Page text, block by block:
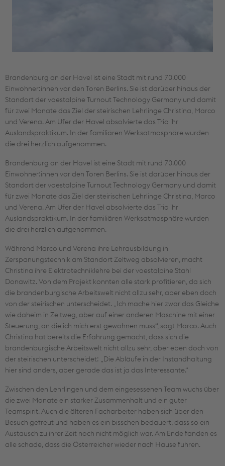
Brandenburg an der Havel ist eine Stadt mit rund 70.000
Einwohner:innen vor den Toren Berlins. Sie ist darüber hinaus der
Standort der voestalpine Turnout Technology Germany und damit
für zwei Monate das Ziel der steirischen Lehrlinge Christina, Marco
und Verena. Am Ufer der Havel absolvierte das Trio ihr
Auslandspraktikum. In der familiären Werksatmosphäre wurden
die drei herzlich aufgenommen.
Brandenburg an der Havel ist eine Stadt mit rund 70.000
Einwohner:innen vor den Toren Berlins. Sie ist darüber hinaus der
Standort der voestalpine Turnout Technology Germany und damit
für zwei Monate das Ziel der steirischen Lehrlinge Christina, Marco
und Verena. Am Ufer der Havel absolvierte das Trio ihr
Auslandspraktikum. In der familiären Werksatmosphäre wurden
die drei herzlich aufgenommen.
Während Marco und Verena ihre Lehrausbildung in
Zerspanungstechnik am Standort Zeltweg absolvieren, macht
Christina ihre Elektrotechniklehre bei der voestalpine Stahl
Donawitz. Von dem Projekt konnten alle stark profitieren, da sich
die brandenburgische Arbeitswelt nicht allzu sehr, aber eben doch
von der steirischen unterscheidet. „Ich mache hier zwar das Gleiche
wie daheim in Zeltweg, aber auf einer anderen Maschine mit einer
Steuerung, an die ich mich erst gewöhnen muss“, sagt Marco. Auch
Christina hat bereits die Erfahrung gemacht, dass sich die
brandenburgische Arbeitswelt nicht allzu sehr, aber eben doch von
der steirischen unterscheidet: „Die Abläufe in der Instandhaltung
hier sind anders, aber gerade das ist ja das Interessante.“
Zwischen den Lehrlingen und dem eingesessenen Team wuchs über
die zwei Monate ein starker Zusammenhalt und ein guter
Teamspirit. Auch die älteren Facharbeiter haben sich über den
Besuch gefreut und haben es ein bisschen bedauert, dass so ein
Austausch zu ihrer Zeit noch nicht möglich war. Am Ende fanden es
alle schade, dass die Österreicher wieder nach Hause fuhren.